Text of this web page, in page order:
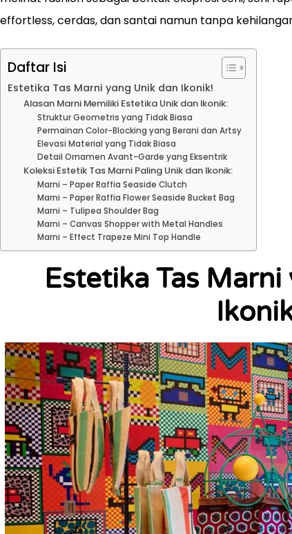
effortless, cerdas, dan santai namun tanpa
Daftar Isi
Estetika Tas Marni yang Unik dan Ikonik!
Alasan Marni Memiliki Estetika Unik dan Ikonik:
Struktur Geometris yang Tidak Biasa
Permainan Color-Blocking yang Berani dan Artsy
Elevasi Material yang Tidak Biasa
Detail Ornamen Avant-Garde yang Eksentrik
Koleksi Estetik Tas Marni Paling Unik dan Ikonik:
Marni – Paper Raffia Seaside Clutch
Marni – Paper Raffia Flower Seaside Bucket Bag
Marni – Tulipea Shoulder Bag
Marni – Canvas Shopper with Metal Handles
Marni – Effect Trapeze Mini Top Handle
Estetika Tas